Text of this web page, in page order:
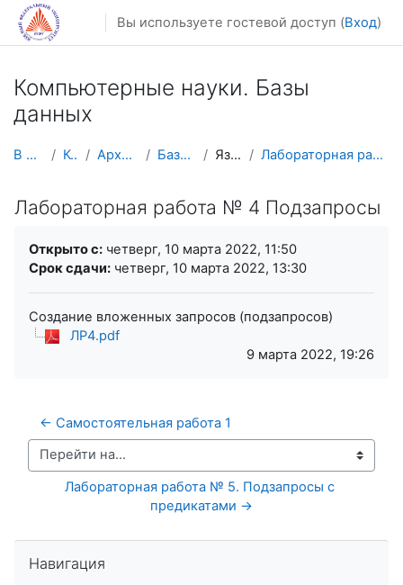
Перейти к основному содержанию
Вы используете гостевой доступ (Вход)
Компьютерные науки. Базы
данных
В начало Курсы Архив курсов Базы данных Язык SQL Лабораторная работа № 4 Подзапросы
Лабораторная работа № 4 Подзапросы
Открыто с: четверг, 10 марта 2022, 11:50
Срок сдачи: четверг, 10 марта 2022, 13:30
Создание вложенных запросов (подзапросов)
ЛР4.pdf
9 марта 2022, 19:26
← Самостоятельная работа 1
Перейти на...
Лабораторная работа № 5. Подзапросы с
предикатами →
Навигация